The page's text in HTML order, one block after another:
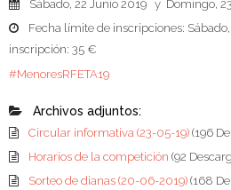
Sábado, 22 Junio 2019 y Domingo,
Fecha límite de inscripciones:
inscripción: 35 €
#MenoresRFETA19
Archivos adjuntos:
Circular informativa (23-05-19) (196
Horarios de la competición (92
Sorteo de dianas (20-06-2019) (168